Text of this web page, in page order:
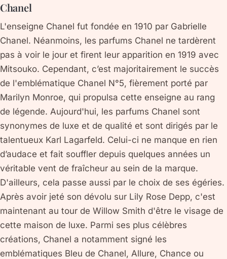
Chanel
L'enseigne Chanel fut fondée en 1910 par Gabrielle
Chanel. Néanmoins, les parfums Chanel ne tardèrent
pas à voir le jour et firent leur apparition en 1919 avec
Mitsouko. Cependant, c’est majoritairement le succès
de l'emblématique Chanel N°5, fièrement porté par
Marilyn Monroe, qui propulsa cette enseigne au rang
de légende. Aujourd'hui, les parfums Chanel sont
synonymes de luxe et de qualité et sont dirigés par le
talentueux Karl Lagarfeld. Celui-ci ne manque en rien
d’audace et fait souffler depuis quelques années un
véritable vent de fraîcheur au sein de la marque.
D'ailleurs, cela passe aussi par le choix de ses égéries.
Après avoir jeté son dévolu sur Lily Rose Depp, c'est
maintenant au tour de Willow Smith d'être le visage de
cette maison de luxe. Parmi ses plus célèbres
créations, Chanel a notamment signé les
emblématiques Bleu de Chanel, Allure, Chance ou